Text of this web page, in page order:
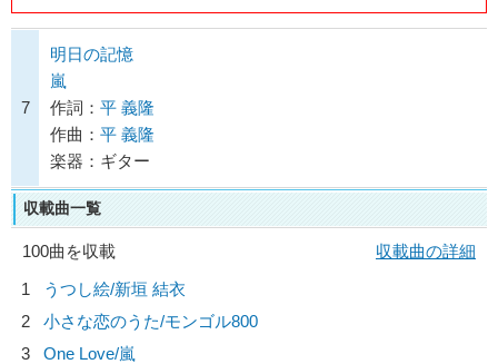
7
明日の記憶
嵐
作詞： 平 義隆
作曲： 平 義隆
楽器：ギター
収載曲一覧
100曲を収載
収載曲の詳細
1
うつし絵/新垣 結衣
2
小さな恋のうた/モンゴル800
3
One Love/嵐